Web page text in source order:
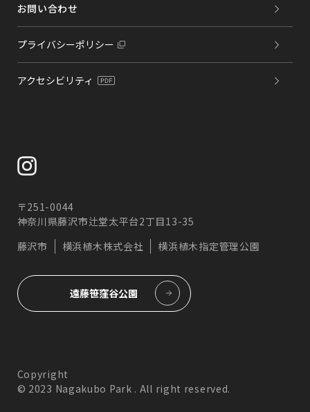
お問い合わせ
プライバシーポリシー
アクセシビリティ
〒251-0044
神奈川県藤沢市辻堂太平台2丁目13-35
藤沢市
横浜植木株式会社 横浜植木指定管理公園
遠藤笹窪谷公園
Copyright
© 2023 Nagakubo Park . All right reserved.